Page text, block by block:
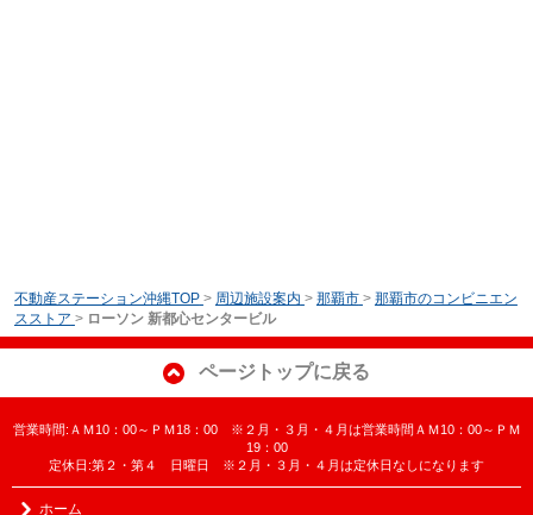
不動産ステーション沖縄TOP > 周辺施設案内 > 那覇市 > 那覇市のコンビニエン
スストア > ローソン 新都心センタービル
ページトップに戻る
営業時間:ＡＭ10：00～ＰＭ18：00 ※２月・３月・４月は営業時間ＡＭ10：00～ＰＭ
19：00
定休日:第２・第４ 日曜日 ※２月・３月・４月は定休日なしになります
ホーム